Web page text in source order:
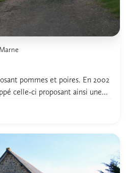
pommes et poires. En 2002
celle-ci proposant ainsi une...